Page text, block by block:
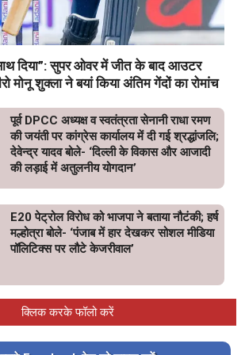
दिया”: सुपर ओवर में जीत के बाद आउटर
मोनू शुक्ला ने बयां किया अंतिम गेंदों का रोमांच
पूर्व DPCC अध्यक्ष व स्वतंत्रता सेनानी राधा रमण
की जयंती पर कांग्रेस कार्यालय में दी गई श्रद्धांजलि;
देवेन्द्र यादव बोले- ‘दिल्ली के विकास और आजादी
की लड़ाई में अतुलनीय योगदान’
E20 पेट्रोल विरोध को भाजपा ने बताया नौटंकी; हर्ष
मल्होत्रा बोले- ‘पंजाब में हार देखकर सोशल मीडिया
पॉलिटिक्स पर लौटे केजरीवाल’
क्लिक करके फॉलो करें